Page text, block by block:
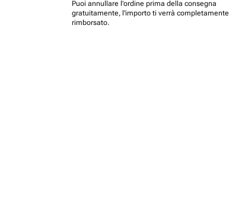
Puoi annullare l'ordine prima della consegna
gratuitamente, l'importo ti verrà completamente
rimborsato.